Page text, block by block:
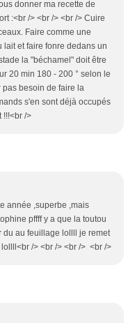
donner ma recette de
:<br /> <br /> <br /> Cuire
Faire comme une
lait et faire fonre dedans un
la "béchamel" doit être
20 min 180 - 200 ° selon le
pas besoin de faire la
s'en sont déjà occupés
!!!<br />
année ,superbe ,mais
pffff y a que la toutou
du au feuillage lollll je remet
/> <br /> <br /> <br />